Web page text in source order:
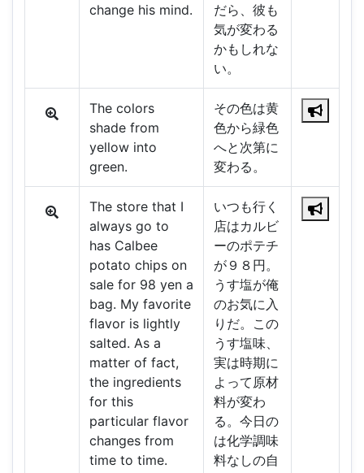
change his mind.
だら、彼も
気が変わる
かもしれな
い。
The colors
shade from
yellow into
green.
その色は黄
色から緑色
へと次第に
変わる。
The store that I
always go to
has Calbee
potato chips on
sale for 98 yen a
bag. My favorite
flavor is lightly
salted. As a
matter of fact,
the ingredients
for this
particular flavor
changes from
time to time.
いつも行く
店はカルビ
ーのポテチ
が９８円。
うす塩が俺
のお気に入
りだ。この
うす塩味、
実は時期に
よって原材
料が変わ
る。今日の
は化学調味
料なしの自